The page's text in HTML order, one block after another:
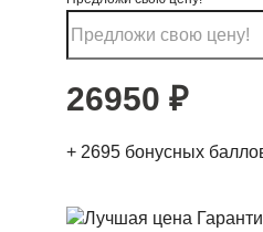
26950 ₽
+ 2695 бонусных